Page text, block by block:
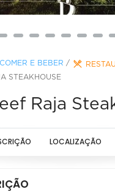
COMER E BEBER /
STEAKHOUSE
Raja
LOCALIZAÇÃO